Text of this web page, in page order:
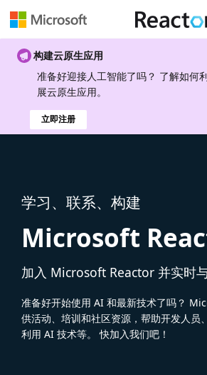
构建云原生应用
准备好迎接人工智能了吗？ 了解如何
展云原生应用。
立即注册
学习、联系、构建
Microsoft
加入 Microsoft Reactor 并实时
准备好开始使用 AI 和最新技术了吗？
供活动、培训和社区资源，帮助开发人员
利用 AI 技术等。 快加入我们吧！